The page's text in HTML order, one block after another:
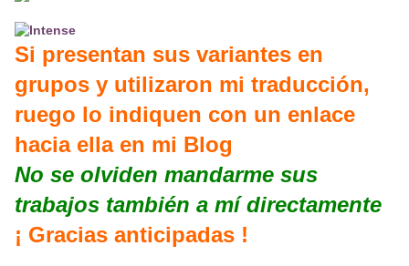
Si presentan sus variantes en
grupos y utilizaron mi traducción,
ruego lo indiquen con un enlace
hacia ella en mi Blog
No se olviden mandarme sus
trabajos también a mí directamente
¡ Gracias anticipadas !